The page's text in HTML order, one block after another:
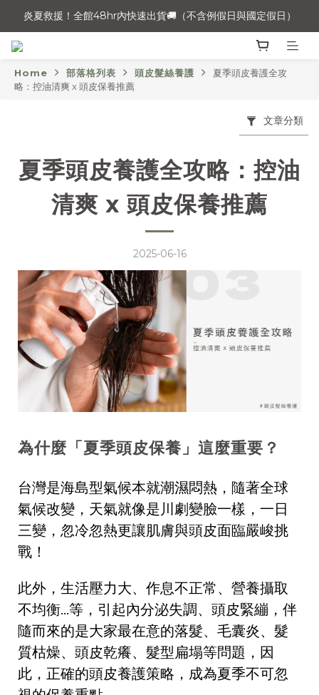
炎夏救援！全館48hr內快速出貨🚚（不含例假日與國定假日）
💧夏日清爽大作戰，備戰炎熱高溫，指定組合7折起❗
Home 部落格列表 頭皮髮絲養護
夏季頭皮養護全攻
略：控油清爽 x 頭皮保養推薦
文章分類
夏季頭皮養護全攻略：控油
清爽 x 頭皮保養推薦
2025-06-16
為什麼「夏季頭皮保養」這麼重要？
台灣是海島型氣候本就潮濕悶熱，隨著全球
氣候改變，天氣就像是川劇變臉一樣，一日
三變，忽冷忽熱更讓肌膚與頭皮面臨嚴峻挑
戰！
此外，生活壓力大、作息不正常、營養攝取
不均衡…等，引起內分泌失調、頭皮緊繃，伴
隨而來的是大家最在意的落髮、毛囊炎、髮
質枯燥、頭皮乾癢、髮型扁塌等問題，因
此，正確的頭皮養護策略，成為夏季不可忽